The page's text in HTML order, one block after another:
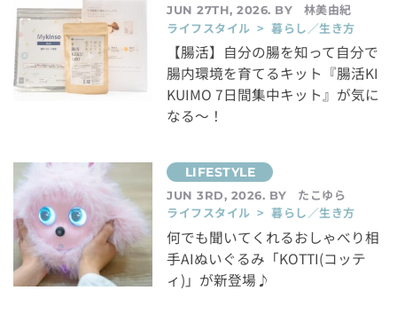
JUN 27TH, 2026. BY
林美由紀
ライフスタイル > 暮らし／生き方
【腸活】自分の腸を知って自分で
腸内環境を育てるキット『腸活KI
KUIMO 7日間集中キット』が気に
なる～！
JUN 3RD, 2026. BY
たこゆら
ライフスタイル > 暮らし／生き方
何でも聞いてくれるおしゃべり相
手AIぬいぐるみ「KOTTI(コッテ
ィ)」が新登場♪